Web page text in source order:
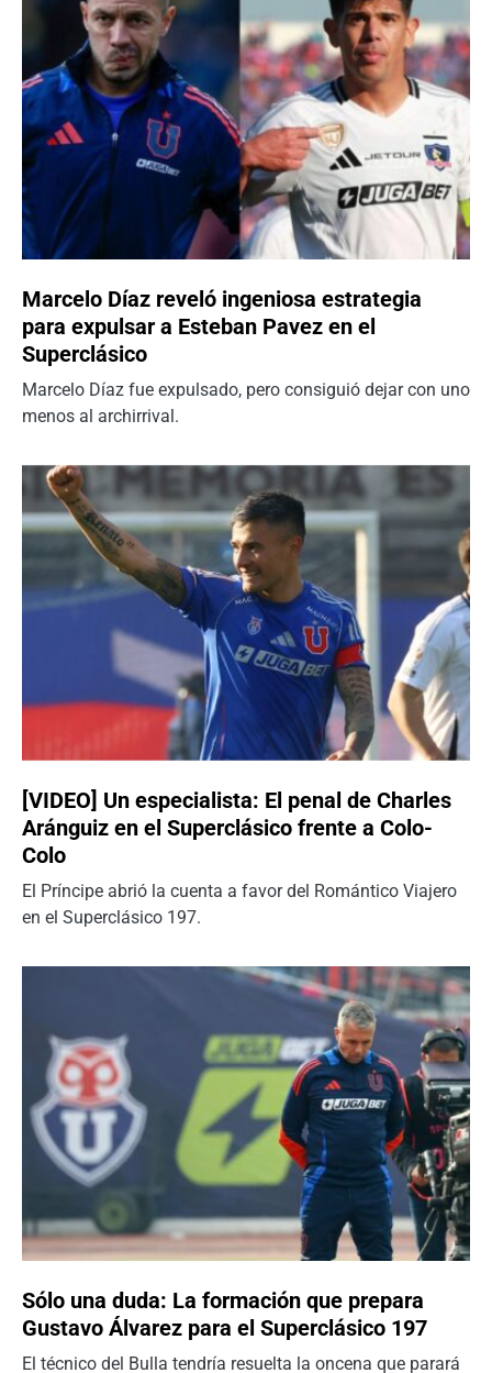
Marcelo Díaz reveló ingeniosa estrategia
para expulsar a Esteban Pavez en el
Superclásico
Marcelo Díaz fue expulsado, pero consiguió dejar con uno
menos al archirrival.
[VIDEO] Un especialista: El penal de Charles
Aránguiz en el Superclásico frente a Colo-
Colo
El Príncipe abrió la cuenta a favor del Romántico Viajero
en el Superclásico 197.
Sólo una duda: La formación que prepara
Gustavo Álvarez para el Superclásico 197
El técnico del Bulla tendría resuelta la oncena que parará